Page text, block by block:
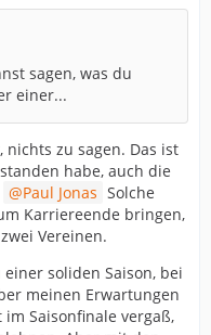
sagen, was du
einer...
nichts zu sagen. Das ist
habe, auch die
Paul Jonas Solche
Karriereende bringen,
Vereinen.
soliden Saison, bei
meinen Erwartungen
Saisonfinale vergaß,